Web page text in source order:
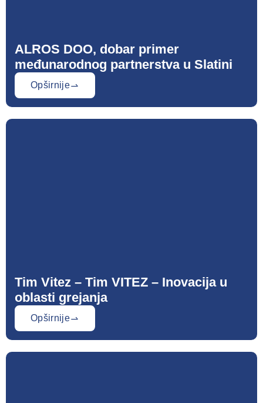
ALROS DOO, dobar primer
međunarodnog partnerstva u Slatini
Opširnije
Tim Vitez – Tim VITEZ – Inovacija u
oblasti grejanja
Opširnije